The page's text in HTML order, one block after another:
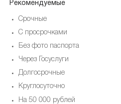
Рекомендуемые
Срочные
С просрочками
Без фото паспорта
Через Госуслуги
Долгосрочные
Круглосуточно
На 50 000 рублей